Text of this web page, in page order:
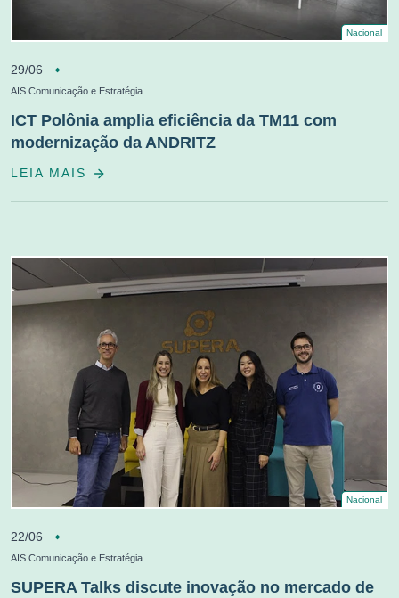
Nacional
29/06
AIS Comunicação e Estratégia
ICT Polônia amplia eficiência da TM11 com
modernização da ANDRITZ
LEIA MAIS
Nacional
22/06
AIS Comunicação e Estratégia
SUPERA Talks discute inovação no mercado de